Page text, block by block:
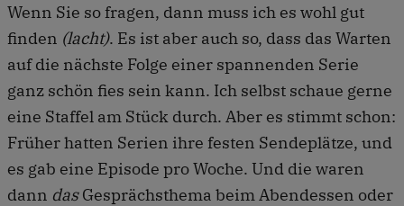
Wenn Sie so fragen, dann muss ich es wohl gut
finden (lacht). Es ist aber auch so, dass das Warten
auf die nächste Folge einer spannenden Serie
ganz schön fies sein kann. Ich selbst schaue gerne
eine Staffel am Stück durch. Aber es stimmt schon:
Früher hatten Serien ihre festen Sendeplätze, und
es gab eine Episode pro Woche. Und die waren
dann dasGesprächsthema beim Abendessen oder